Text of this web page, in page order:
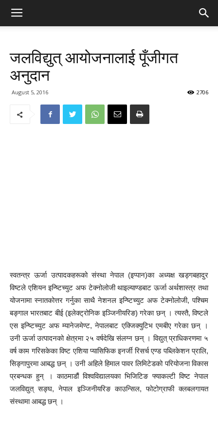
जलविद्युत् आयोजनालाई पूँजीगत
अनुदान
August 5, 2016 2706
स्वतन्त्र ऊर्जा उत्पादकहरूको संस्था नेपाल (इप्पान)का अध्यक्ष खड्गबहादुर
विष्टले एशियन इन्ष्टिच्युट अफ टेक्नोलोजी थाइल्याण्डबाट ऊर्जा अर्थशास्त्र तथा
योजनामा स्नातकोत्तर गर्नुका साथै नेशनल इन्ष्टिच्युट अफ टेक्नोलोजी, पश्चिम
बङ्गाल भारतबाट बीई (इलेक्ट्रोनिक इञ्जिनीयरिङ) गरेका छन् । त्यस्तै, विष्टले
एस इन्ष्टिच्युट अफ म्यानेजमेण्ट, नेपालबाट एक्जिक्युटिभ एमबीए गरेका छन् ।
उनी ऊर्जा उत्पादनको क्षेत्रमा २५ वर्षदेखि संलग्न छन् । विद्युत् प्राधिकरणमा ५
वर्ष काम गरिसकेका विष्ट एशिया प्यासिफिक इनर्जी रिसर्च एण्ड पब्लिकेशन प्रालि,
सिङ्गापुरमा आबद्ध छन् । उनी अहिले हिमाल पावर लिमिटेडको परियोजना विकास
प्रबन्धक हुन् । काठमाडौं विश्वविद्यालयका भिजिटिङ फ्याकल्टी विष्ट नेपाल
जलविद्युत् सङ्घ, नेपाल इञ्जिनीयरिङ काउन्सिल, फोटोग्राफी क्लबलगायत
संस्थामा आबद्ध छन् ।